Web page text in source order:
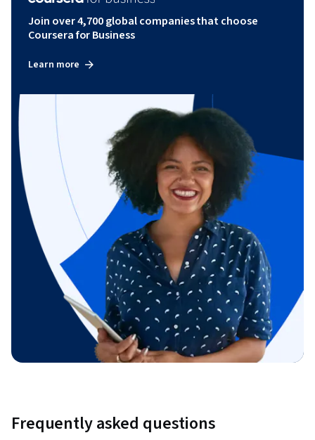
Join over 4,700 global companies that choose
Coursera for Business
Learn more
Frequently asked questions